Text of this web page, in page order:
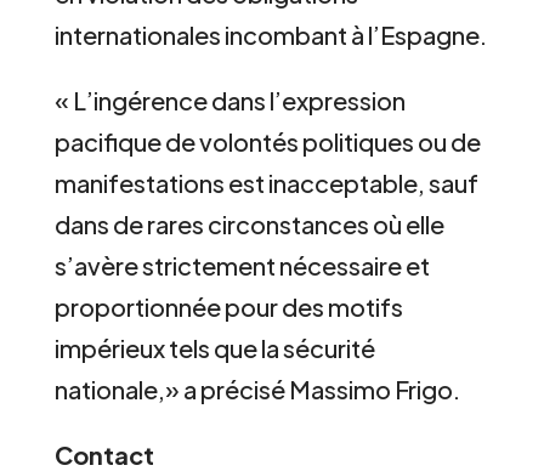
internationales incombant à l’Espagne.
« L’ingérence dans l’expression
pacifique de volontés politiques ou de
manifestations est inacceptable, sauf
dans de rares circonstances où elle
s’avère strictement nécessaire et
proportionnée pour des motifs
impérieux tels que la sécurité
nationale,» a précisé Massimo Frigo.
Contact